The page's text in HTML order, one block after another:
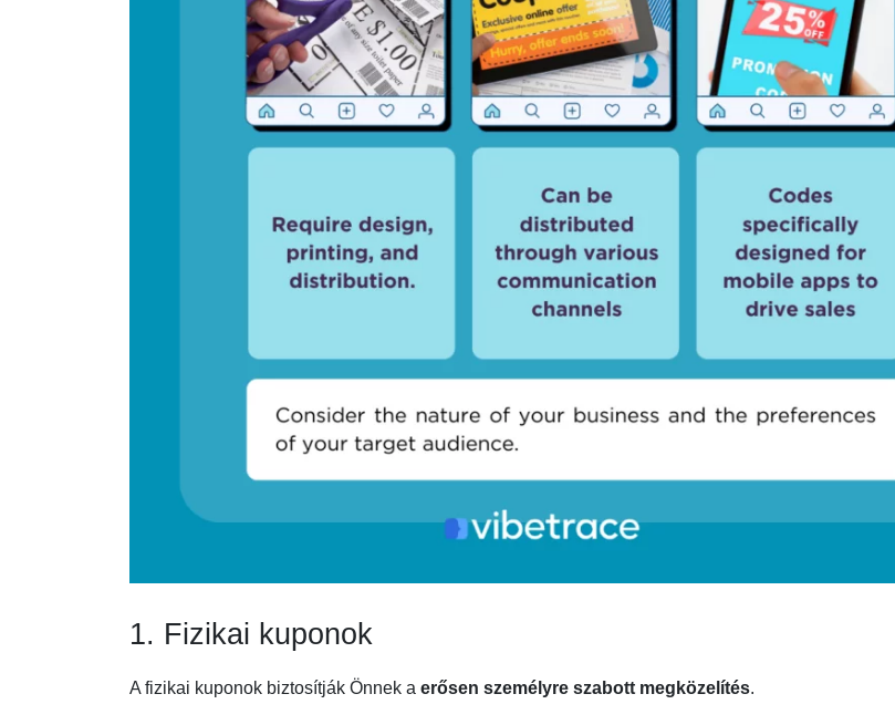
1. Fizikai kuponok
A fizikai kuponok biztosítják Önnek a erősen személyre szabott megközelítés.